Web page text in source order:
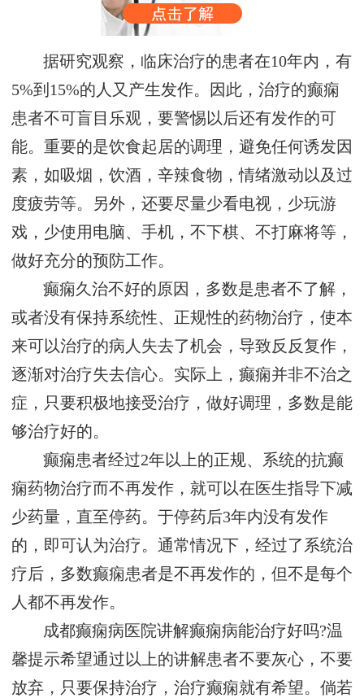
据研究观察，临床治疗的患者在10年内，有
5%到15%的人又产生发作。因此，治疗的癫痫
患者不可盲目乐观，要警惕以后还有发作的可
能。重要的是饮食起居的调理，避免任何诱发因
素，如吸烟，饮酒，辛辣食物，情绪激动以及过
度疲劳等。另外，还要尽量少看电视，少玩游
戏，少使用电脑、手机，不下棋、不打麻将等，
做好充分的预防工作。
癫痫久治不好的原因，多数是患者不了解，
或者没有保持系统性、正规性的药物治疗，使本
来可以治疗的病人失去了机会，导致反反复作，
逐渐对治疗失去信心。实际上，癫痫并非不治之
症，只要积极地接受治疗，做好调理，多数是能
够治疗好的。
癫痫患者经过2年以上的正规、系统的抗癫
痫药物治疗而不再发作，就可以在医生指导下减
少药量，直至停药。于停药后3年内没有发作
的，即可认为治疗。通常情况下，经过了系统治
疗后，多数癫痫患者是不再发作的，但不是每个
人都不再发作。
成都癫痫病医院讲解癫痫病能治疗好吗?温
馨提示希望通过以上的讲解患者不要灰心，不要
放弃，只要保持治疗，治疗癫痫就有希望。倘若